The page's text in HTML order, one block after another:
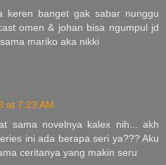
keren banget gak sabar nunggu
omen & johan bisa ngumpul jd
mariko aka nikki
at 7:23 AM
sama novelnya kalex nih... akh
ini ada berapa seri ya??? Aku
ceritanya yang makin seru